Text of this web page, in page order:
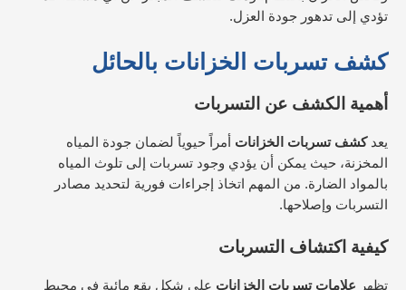
تؤدي إلى تدهور جودة العزل.
كشف تسربات الخزانات بالحائل
أهمية الكشف عن التسربات
يعدكشف تسربات الخزانات أمراً حيوياً لضمان جودة المياه
المخزنة، حيث يمكن أن يؤدي وجود تسربات إلى تلوث المياه
بالمواد الضارة. من المهم اتخاذ إجراءات فورية لتحديد مصادر
التسربات وإصلاحها.
كيفية اكتشاف التسربات
تظهر علامات تسربات الخزانات على شكل بقع مائية في محيط